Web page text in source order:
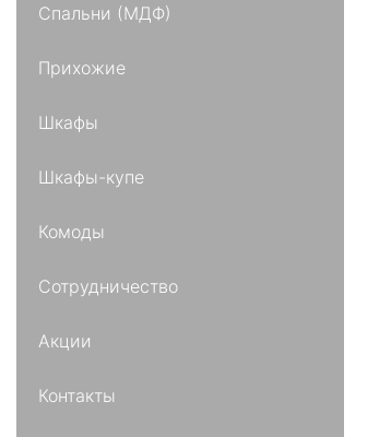
Спальни (МДФ)
Прихожие
Шкафы
Шкафы-купе
Комоды
Сотрудничество
Акции
Контакты